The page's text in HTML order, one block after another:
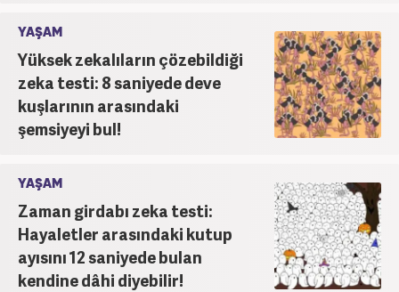
YAŞAM
Yüksek zekalıların çözebildiği
zeka testi: 8 saniyede deve
kuşlarının arasındaki
şemsiyeyi bul!
YAŞAM
Zaman girdabı zeka testi:
Hayaletler arasındaki kutup
ayısını 12 saniyede bulan
kendine dâhi diyebilir!